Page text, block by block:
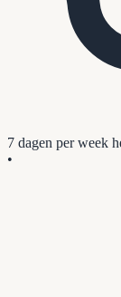
7 dagen per week
•